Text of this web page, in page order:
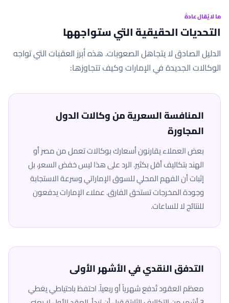
ما لا يُقال عادةً
التحديات الحقيقية التي ستواجهها
الدليل الصادق لا يتجاهل الصعوبات. هذه أبرز العقبات التي تواجه
الوكالات الجديدة في الإمارات وكيف تتجاوزها:
المنافسة السعرية من وكالات الدول
المجاورة
بعض العملاء يقارنون أسعارك بوكالات تعمل من مصر أو
الهند بتكاليف أقل بكثير. الرد على هذا ليس خفض السعر، بل
إثبات أن الفهم المحلي للسوق الإماراتي وسرعة الاستجابة
وجودة المخرجات تستحق الفارق. عملاء الإمارات يدفعون
للنتائج لا للساعات.
التدفق النقدي في الأشهر الأولى
معظم العقود تُدفع شهرياً أو ربعياً. احتفظ باحتياطي يغطي